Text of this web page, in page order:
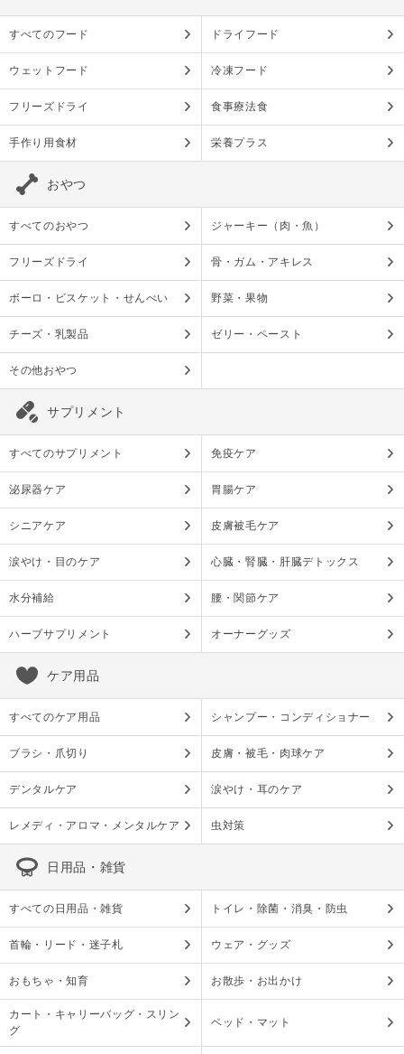
すべてのフード ドライフード
ウェットフード 冷凍フード
フリーズドライ 食事療法食
手作り用食材 栄養プラス
おやつ
すべてのおやつ ジャーキー（肉・魚）
フリーズドライ 骨・ガム・アキレス
ボーロ・ビスケット・せんべい 野菜・果物
チーズ・乳製品 ゼリー・ペースト
その他おやつ
サプリメント
すべてのサプリメント 免疫ケア
泌尿器ケア 胃腸ケア
シニアケア 皮膚被毛ケア
涙やけ・目のケア 心臓・腎臓・肝臓デトックス
水分補給 腰・関節ケア
ハーブサプリメント オーナーグッズ
ケア用品
すべてのケア用品 シャンプー・コンディショナー
ブラシ・爪切り 皮膚・被毛・肉球ケア
デンタルケア 涙やけ・耳のケア
レメディ・アロマ・メンタルケア 虫対策
日用品・雑貨
すべての日用品・雑貨 トイレ・除菌・消臭・防虫
首輪・リード・迷子札 ウェア・グッズ
おもちゃ・知育 お散歩・お出かけ
カート・キャリーバッグ・スリン
グ
ベッド・マット